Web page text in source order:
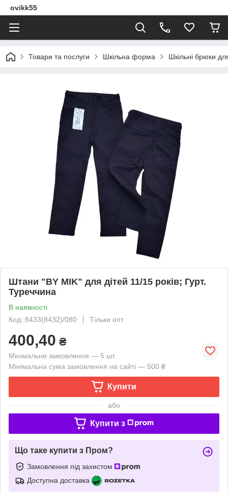
ovikk55
Товари та послуги Шкільна форма Шкільні брюки
Штани "BY MIK" для дітей 11/15 років; Гурт.
Туреччина
В наявності
Код: 8433(8432)/080
Тільки опт
400,40 ₴
Мінімальне замовлення — 5 шт.
Мінімальна сума замовлення на сайті — 500 ₴
Купити
або
Купити з
Що таке купити з Пром?
Замовлення під захистом
Доступна доставка